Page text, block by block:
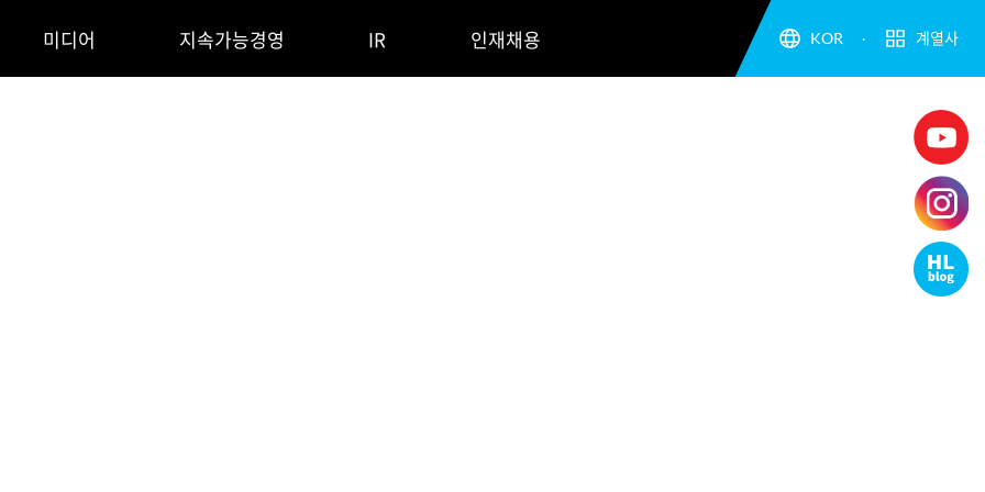
미디어 지속가능경영 IR 인재채용 KOR 계열사